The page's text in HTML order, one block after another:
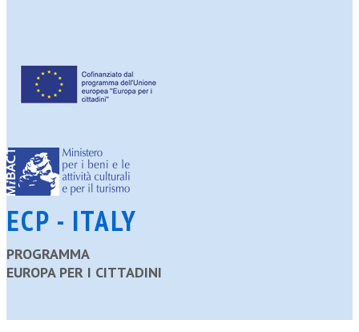
ECP - ITALY
PROGRAMMA
EUROPA PER I CITTADINI